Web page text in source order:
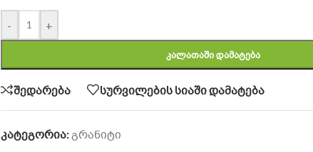
- +
ᲙᲐᲚᲐᲗᲐᲨᲘ ᲓᲐᲛᲐᲢᲔᲑᲐ
შედარება სურვილების სიაში დამატება
კატეგორია:გრანიტი